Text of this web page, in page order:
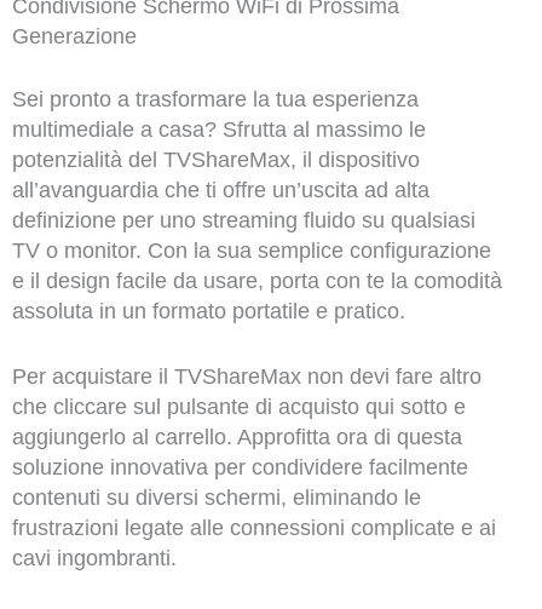
Condivisione Schermo WiFi di Prossima
Generazione
Sei pronto a trasformare la tua esperienza
multimediale a casa? Sfrutta al massimo le
potenzialità del TVShareMax, il dispositivo
all’avanguardia che ti offre un’uscita ad alta
definizione per uno streaming fluido su qualsiasi
TV o monitor. Con la sua semplice configurazione
e il design facile da usare, porta con te la comodità
assoluta in un formato portatile e pratico.
Per acquistare il TVShareMax non devi fare altro
che cliccare sul pulsante di acquisto qui sotto e
aggiungerlo al carrello. Approfitta ora di questa
soluzione innovativa per condividere facilmente
contenuti su diversi schermi, eliminando le
frustrazioni legate alle connessioni complicate e ai
cavi ingombranti.